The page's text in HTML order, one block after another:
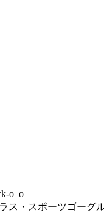
ス・スポーツゴーグ